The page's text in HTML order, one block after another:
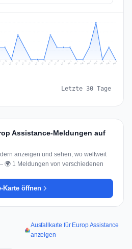
Jul 22 Jul 23 Jul 24 Jul 25 Jul 26 Jul 27 Jul 28 Jul 29 Jul 30 Jul 31 Aug 1 Aug 2 Aug 3 Aug 4 Aug 5 Aug 6 Aug 7 Aug 8
Letzte 30 Tage
Assistance-Meldungen auf
anzeigen und sehen, wo weltweit
🌍 1 Meldungen von verschiedenen
Karte öffnen
Ausfallkarte für Europ Assistance
anzeigen